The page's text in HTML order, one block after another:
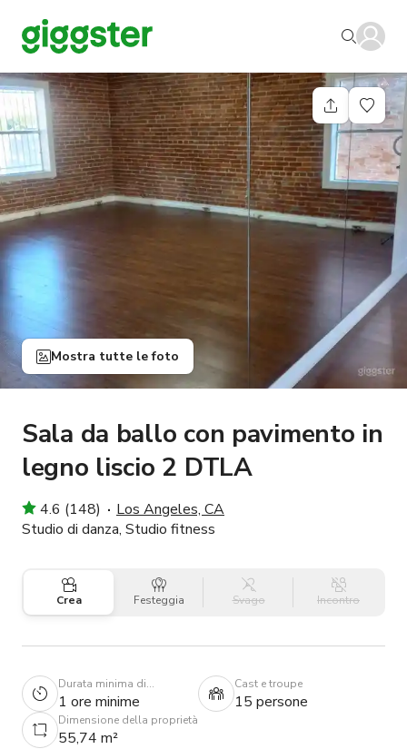
Mostra tutte le foto
Sala da ballo con pavimento in
legno liscio 2 DTLA
4.6 (148)
Los Angeles, CA
Studio di danza, Studio fitness
Crea Festeggia Svago Incontro
Durata minima di
prenotazione
1 ore minime
Cast e troupe
15 persone
Dimensione della proprietà
55,74 m²